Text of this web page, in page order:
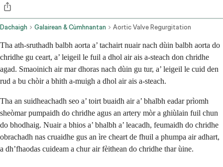
Dachaigh Galairean & Cùmhnantan Aortic Valve Regurgitation
Tha ath-sruthadh balbh aorta a’ tachairt nuair nach dùin balbh aorta do
chridhe gu ceart, a’ leigeil le fuil a dhol air ais a-steach don chridhe
agad. Smaoinich air mar dhoras nach dùin gu tur, a’ leigeil le cuid den
rud a bu chòir a bhith a-muigh a dhol air ais a-steach.
Tha an suidheachadh seo a’ toirt buaidh air a’ bhalbh eadar prìomh
sheòmar pumpaidh do chridhe agus an artery mòr a ghiùlain fuil chun
do bhodhaig. Nuair a bhios a’ bhalbh a’ leacadh, feumaidh do chridhe
obrachadh nas cruaidhe gus an ìre cheart de fhuil a phumpa air adhart,
a dh’fhaodas cuideam a chur air fèithean do chridhe thar ùine.